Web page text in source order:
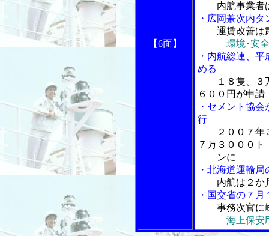
【6面】
内航事業者
・広岡兼次内
運賃改善は
環境･安
・内航総連、
める
１８隻、
６００円が申請
・セメント協
行
２００７年
７万３０００ト
ンに
・北海道運輸
内航は２か月
・国交省の７
事務次官に
海上保安